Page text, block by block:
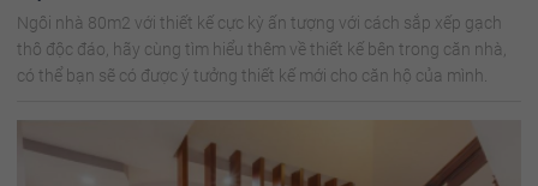
Ngôi nhà 80m2 với thiết kế cực kỳ ấn tượng với cách sắp xếp gạch
thô độc đáo, hãy cùng tìm hiểu thêm về thiết kế bên trong căn nhà,
có thể bạn sẽ có được ý tưởng thiết kế mới cho căn hộ của mình.